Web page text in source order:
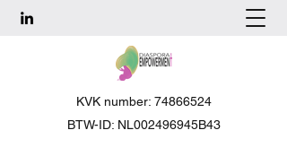
KVK number: 74866524
BTW-ID: NL002496945B43